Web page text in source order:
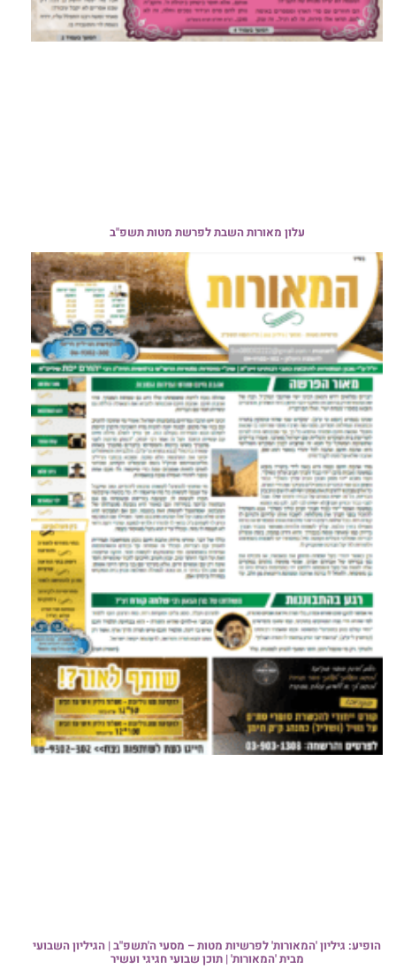
עלון מאורות השבת לפרשת מטות תשפ"ב
הופיע: גיליון 'המאורות' לפרשיות מטות – מסעי ה'תשפ"ב | הגיליון השבועי
מבית 'המאורות' | תוכן שבועי חגיגי ועשיר